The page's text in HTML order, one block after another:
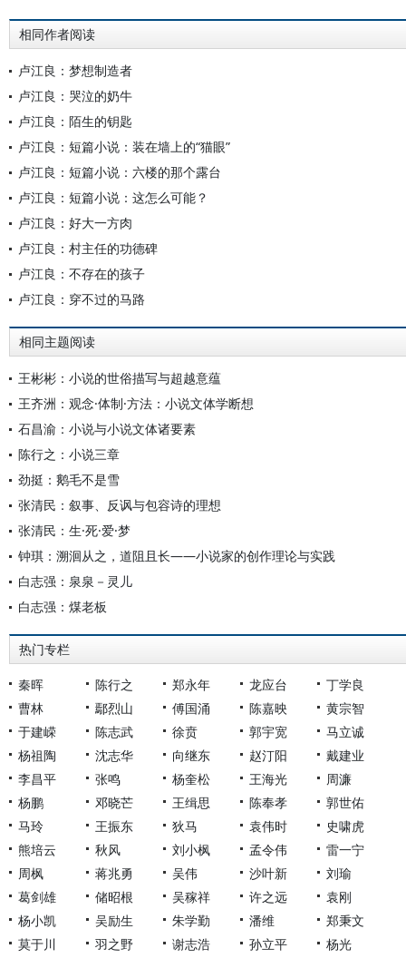
相同作者阅读
卢江良：梦想制造者
卢江良：哭泣的奶牛
卢江良：陌生的钥匙
卢江良：短篇小说：装在墙上的“猫眼”
卢江良：短篇小说：六楼的那个露台
卢江良：短篇小说：这怎么可能？
卢江良：好大一方肉
卢江良：村主任的功德碑
卢江良：不存在的孩子
卢江良：穿不过的马路
相同主题阅读
王彬彬：小说的世俗描写与超越意蕴
王齐洲：观念·体制·方法：小说文体学断想
石昌渝：小说与小说文体诸要素
陈行之：小说三章
劲挺：鹅毛不是雪
张清民：叙事、反讽与包容诗的理想
张清民：生·死·爱·梦
钟琪：溯洄从之，道阻且长——小说家的创作理论与实践
白志强：泉泉－灵儿
白志强：煤老板
热门专栏
秦晖 陈行之 郑永年 龙应台
丁学良
曹林
鄢烈山 傅国涌 陈嘉映
黄宗智
于建嵘
陈志武 徐贲 郭宇宽
马立诚
杨祖陶
沈志华 向继东 赵汀阳
戴建业
李昌平
张鸣 杨奎松 王海光
周濂
杨鹏
邓晓芒 王缉思 陈奉孝
郭世佑
马玲
王振东 狄马 袁伟时
史啸虎
熊培云
秋风 刘小枫 孟令伟
雷一宁
周枫
蒋兆勇 吴伟 沙叶新
刘瑜
葛剑雄
储昭根 吴稼祥 许之远
袁刚
杨小凯
吴励生 朱学勤 潘维
郑秉文
莫于川
羽之野 谢志浩 孙立平 杨光